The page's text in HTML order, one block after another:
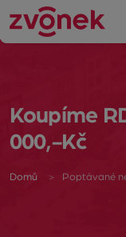
Koupíme
000,-Kč
Domů Poptávané